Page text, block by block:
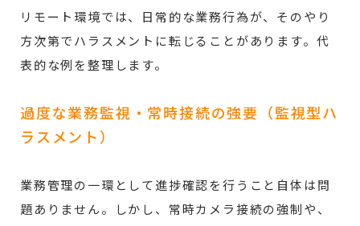
リモート環境では、日常的な業務行為が、そのやり
方次第でハラスメントに転じることがあります。代
表的な例を整理します。
過度な業務監視・常時接続の強要（監視型ハ
ラスメント）
業務管理の一環として進捗確認を行うこと自体は問
題ありません。しかし、常時カメラ接続の強制や、